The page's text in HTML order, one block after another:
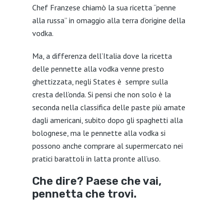
Chef Franzese chiamò la sua ricetta “penne
alla russa” in omaggio alla terra d’origine della
vodka.
Ma, a differenza dell’Italia dove la ricetta
delle pennette alla vodka venne presto
ghettizzata, negli States è sempre sulla
cresta dell’onda. Si pensi che non solo è la
seconda nella classifica delle paste più amate
dagli americani, subito dopo gli spaghetti alla
bolognese, ma le pennette alla vodka si
possono anche comprare al supermercato nei
pratici barattoli in latta pronte all’uso.
Che dire? Paese che vai,
pennetta che trovi.